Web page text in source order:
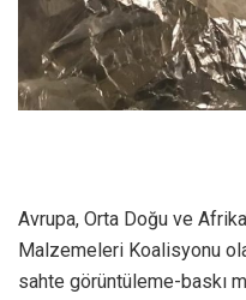
Avrupa, Orta Doğu ve
Malzemeleri Koalisyonu
sahte görüntüleme-baskı